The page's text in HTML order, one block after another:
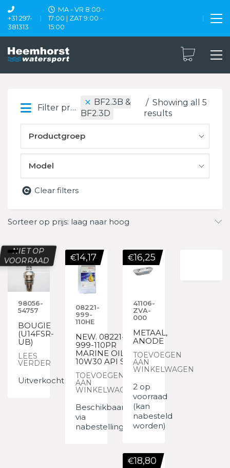
+31 297-
381313
MA - VR 8:00 -
17:00 | ZAT 9:00 -
15:00
Filter products
BF2.3B &
BF2.3D
Showing all 5
results
Productgroep
Model
Clear filters
Sorteer op prijs: laag naar hoog
NIET OP
VOORRAAD
98056-
54757
BOUGIE
(U14FSR-
UB)
LEES
VERDER
Uitverkocht
08221-
999-
110HE
NEW. 08221-
999-110PR
MARINE OIL
10W30 API SJ
TOEVOEGEN
AAN
WINKELWAGEN
€14,17
Beschikbaar
via
nabestelling
41106-
ZVA-
000
METAAL,
ANODE
TOEVOEGEN
AAN
WINKELWAGEN
€16,25
2 op
voorraad
(kan
nabesteld
worden)
€18,80